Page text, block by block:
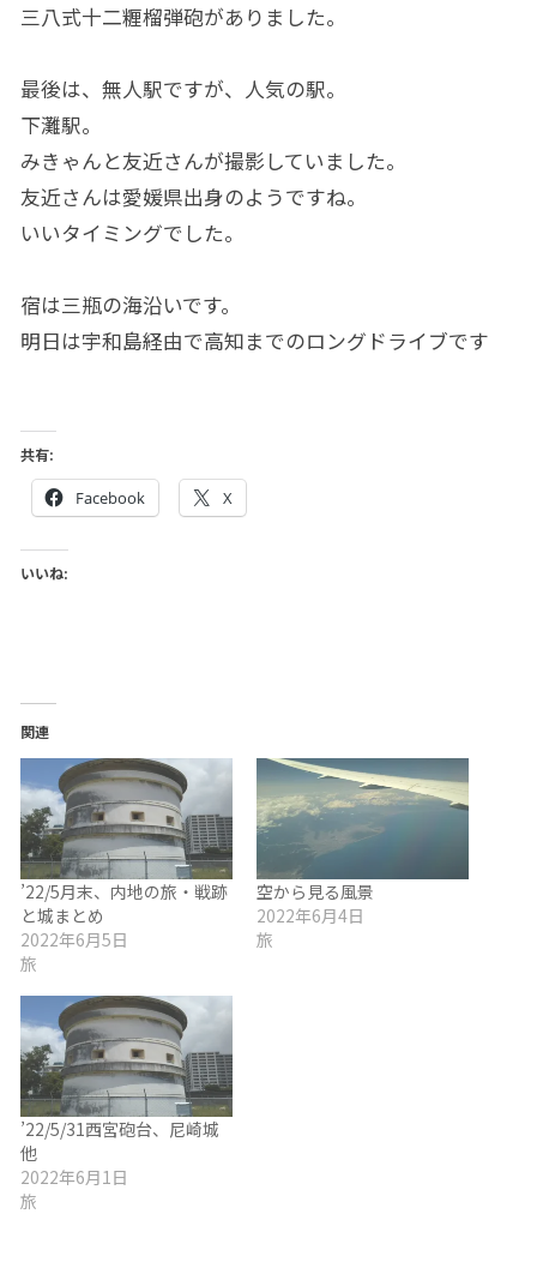
三八式十二糎榴弾砲がありました。
最後は、無人駅ですが、人気の駅。
下灘駅。
みきゃんと友近さんが撮影していました。
友近さんは愛媛県出身のようですね。
いいタイミングでした。
宿は三瓶の海沿いです。
明日は宇和島経由で高知までのロングドライブです
共有:
Facebook X
いいね:
関連
’22/5月末、内地の旅・戦跡
と城まとめ
2022年6月5日
旅
空から見る風景
2022年6月4日
旅
’22/5/31西宮砲台、尼崎城
他
2022年6月1日
旅